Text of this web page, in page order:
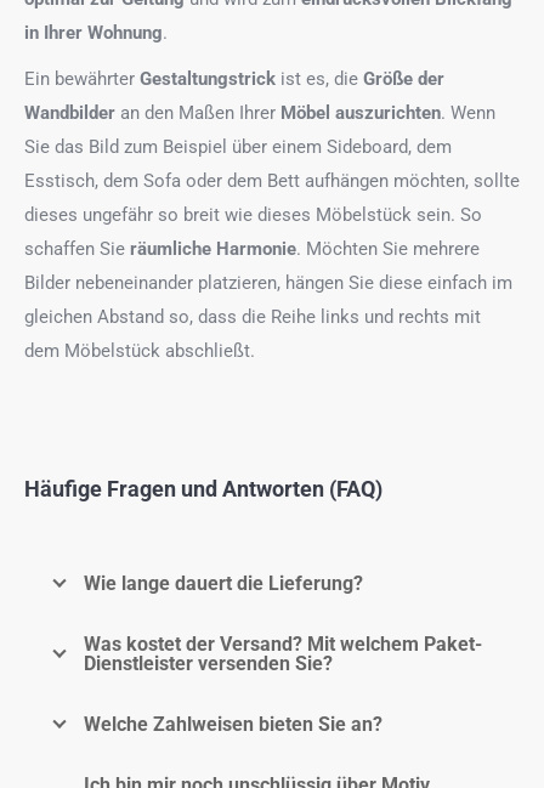
in Ihrer Wohnung.
Ein bewährter Gestaltungstrick ist es, die Größe der
Wandbilder an den Maßen Ihrer Möbel auszurichten. Wenn
Sie das Bild zum Beispiel über einem Sideboard, dem
Esstisch, dem Sofa oder dem Bett aufhängen möchten, sollte
dieses ungefähr so breit wie dieses Möbelstück sein. So
schaffen Sie räumliche Harmonie. Möchten Sie mehrere
Bilder nebeneinander platzieren, hängen Sie diese einfach im
gleichen Abstand so, dass die Reihe links und rechts mit
dem Möbelstück abschließt.
Häufige Fragen und Antworten (FAQ)
Wie lange dauert die Lieferung?
Was kostet der Versand? Mit welchem Paket-
Dienstleister versenden Sie?
Welche Zahlweisen bieten Sie an?